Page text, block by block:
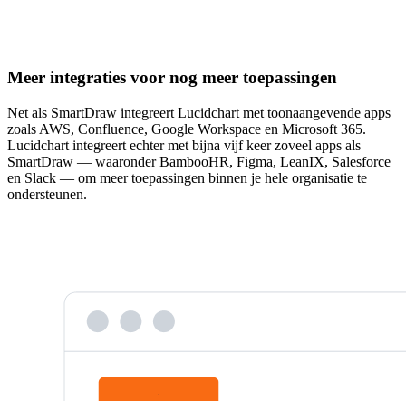
Meer integraties voor nog meer toepassingen
Net als SmartDraw integreert Lucidchart met toonaangevende apps
zoals AWS, Confluence, Google Workspace en Microsoft 365.
Lucidchart integreert echter met bijna vijf keer zoveel apps als
SmartDraw — waaronder BambooHR, Figma, LeanIX, Salesforce
en Slack — om meer toepassingen binnen je hele organisatie te
ondersteunen.